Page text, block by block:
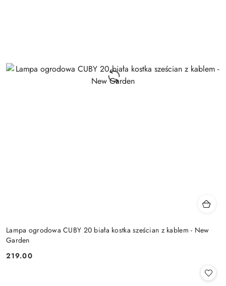
Lampa ogrodowa CUBY 20 biała kostka sześcian z kablem - New
Garden
Cena:
219.00